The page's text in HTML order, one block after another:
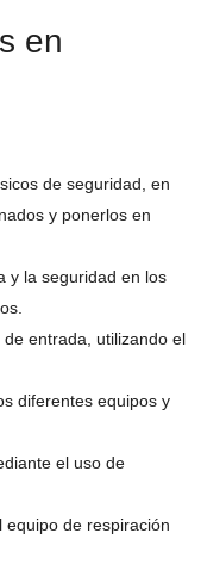
en
de seguridad, en
y ponerlos en
y la seguridad en los
entrada, utilizando el
diferentes equipos y
el uso de
equipo de respiración